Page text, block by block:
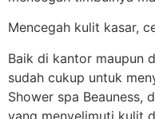
Mencegah kulit kasar,
Baik di kantor maupun
sudah cukup untuk
Shower spa Beauness,
yang menyelimuti kulit